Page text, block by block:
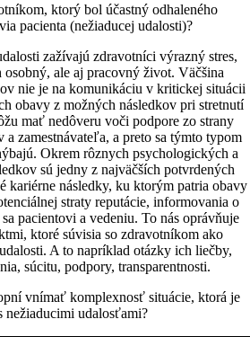
ktorý bol účastný odhaleného
pacienta (nežiaducej udalosti)?
zažívajú zdravotníci výrazný stres,
ale aj pracovný život. Väčšina
nie je na komunikáciu v kritickej situácii
obavy z možných následkov pri stretnutí
mať nedôveru voči podpore zo strany
zamestnávateľa, a preto sa týmto typom
Okrem rôznych psychologických a
sú jedny z najväčších potvrdených
kariérne následky, ku ktorým patria obavy
straty reputácie, informovania o
pacientovi a vedeniu. To nás oprávňuje
ktoré súvisia so zdravotníkom ako
A to napríklad otázky ich liečby,
súcitu, podpory, transparentnosti.
vnímať komplexnosť situácie, ktorá je
nežiaducimi udalosťami?